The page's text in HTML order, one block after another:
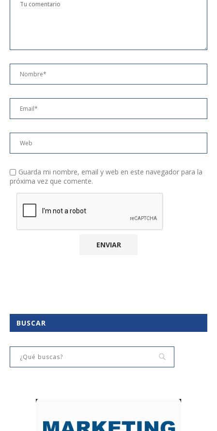
Guarda mi nombre, email y web en este navegador para la
próxima vez que comente.
BUSCAR